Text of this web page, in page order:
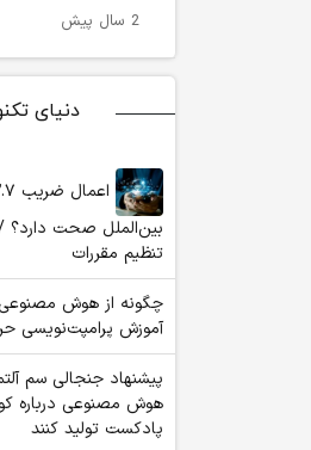
2 سال پیش
دنیای
بین‌الملل صحت دارد؟
تنظیم مقررات
چگونه از هوش
آموزش پرامپت‌نویسی
پیشنهاد جنجالی سم
هوش مصنوعی درباره
پادکست تولید کنند